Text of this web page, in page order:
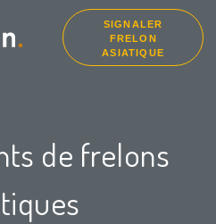
SIGNALER
FRELON
ASIATIQUE
de frelons